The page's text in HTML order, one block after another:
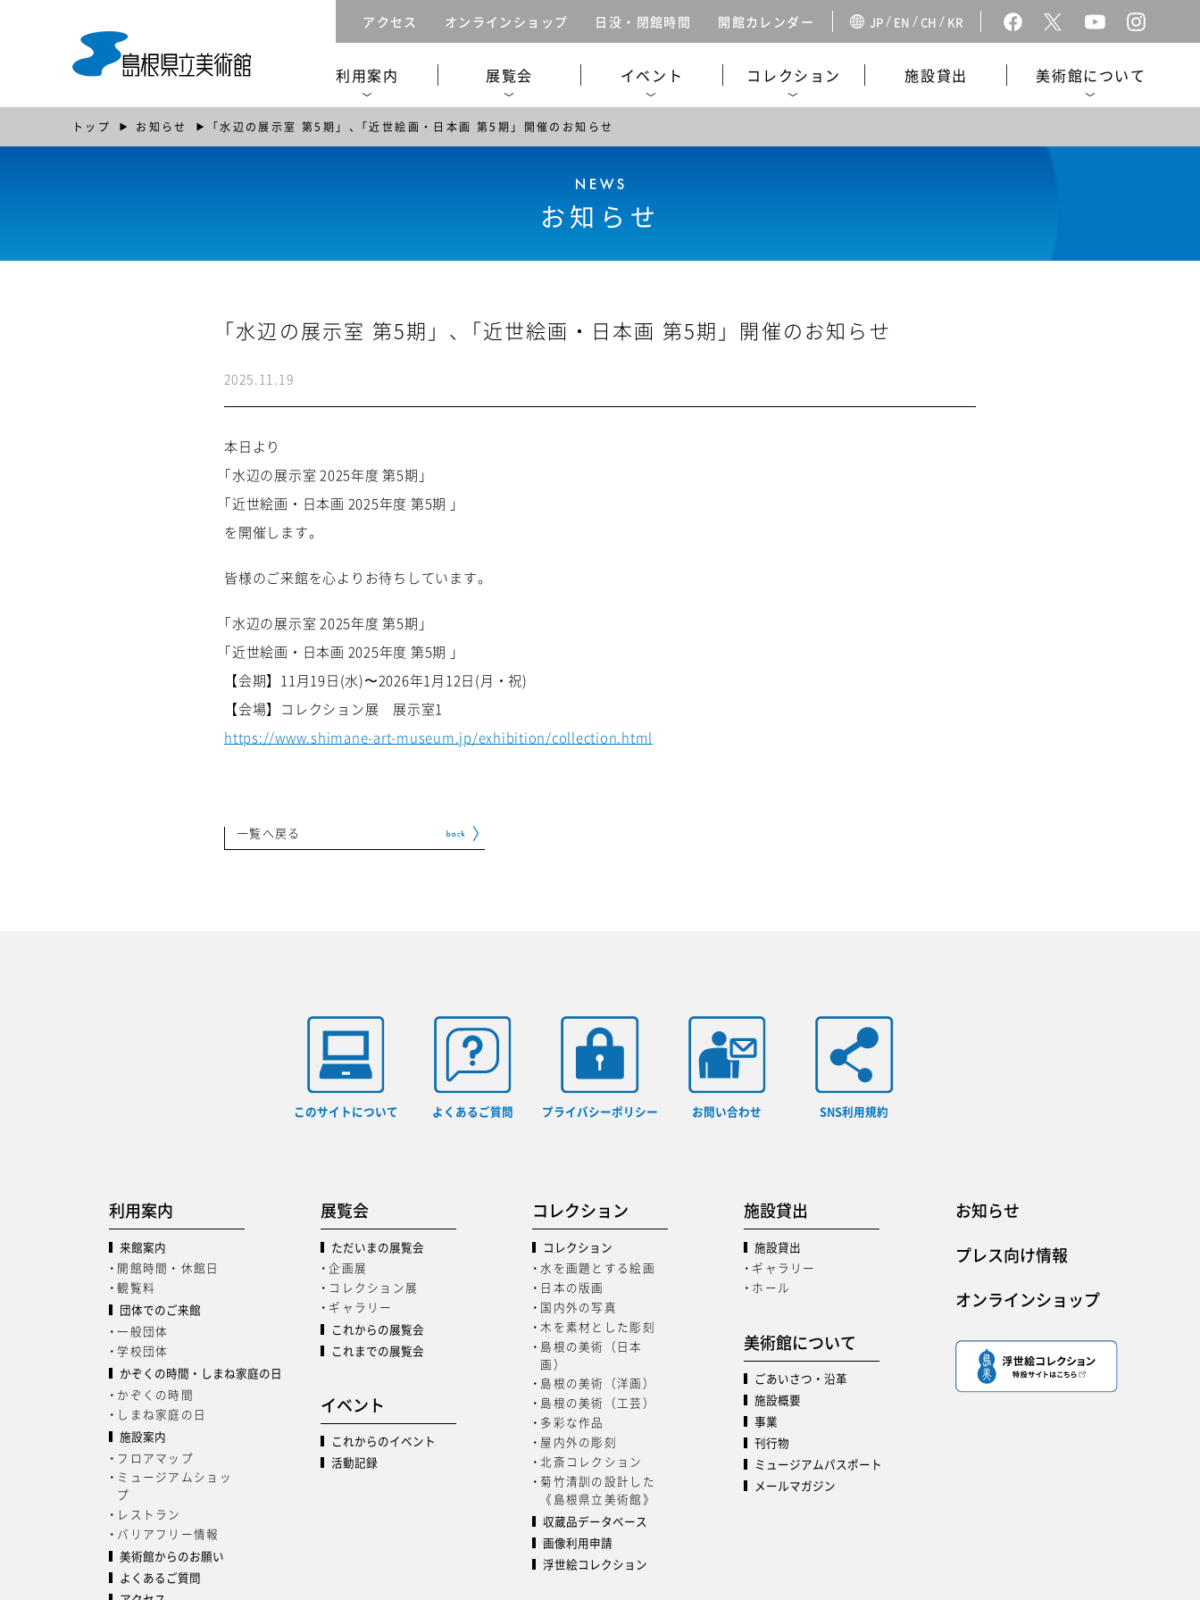
アクセス オンラインショップ 日没・閉館時間 開館カレンダー JP EN CH KR
利用案内 展覧会 イベント コレクション 施設貸出 美術館について
トップ お知らせ ｢水辺の展示室 第5期」、｢近世絵画・日本画 第5期」開催のお知らせ
お知らせ
｢水辺の展示室 第5期」、｢近世絵画・日本画 第5期」開催のお知らせ
2025.11.19
本日より
｢水辺の展示室 2025年度 第5期」
｢近世絵画・日本画 2025年度 第5期 」
を開催します。
皆様のご来館を心よりお待ちしています。
｢水辺の展示室 2025年度 第5期」
｢近世絵画・日本画 2025年度 第5期 」
【会期】11月19日(水)〜2026年1月12日(月・祝)
【会場】コレクション展 展示室1
https://www.shimane-art-museum.jp/exhibition/collection.html
一覧へ戻る
このサイトについて よくあるご質問 プライバシーポリシー お問い合わせ SNS利用規約
利用案内
来館案内
開館時間・休館日
観覧料
団体でのご来館
一般団体
学校団体
かぞくの時間・しまね家庭の日
かぞくの時間
しまね家庭の日
施設案内
フロアマップ
ミュージアムショッ
プ
レストラン
バリアフリー情報
美術館からのお願い
よくあるご質問
展覧会
ただいまの展覧会
企画展
コレクション展
ギャラリー
これからの展覧会
これまでの展覧会
イベント
これからのイベント
活動記録
コレクション
コレクション
水を画題とする絵画
日本の版画
国内外の写真
木を素材とした彫刻
島根の美術（日本
画）
島根の美術（洋画）
島根の美術（工芸）
多彩な作品
屋内外の彫刻
北斎コレクション
菊竹清訓の設計した
《島根県立美術館》
収蔵品データベース
画像利用申請
浮世絵コレクション
施設貸出
施設貸出
ギャラリー
ホール
美術館について
ごあいさつ・沿革
施設概要
事業
刊行物
ミュージアムパスポート
メールマガジン
お知らせ
プレス向け情報
オンラインショップ